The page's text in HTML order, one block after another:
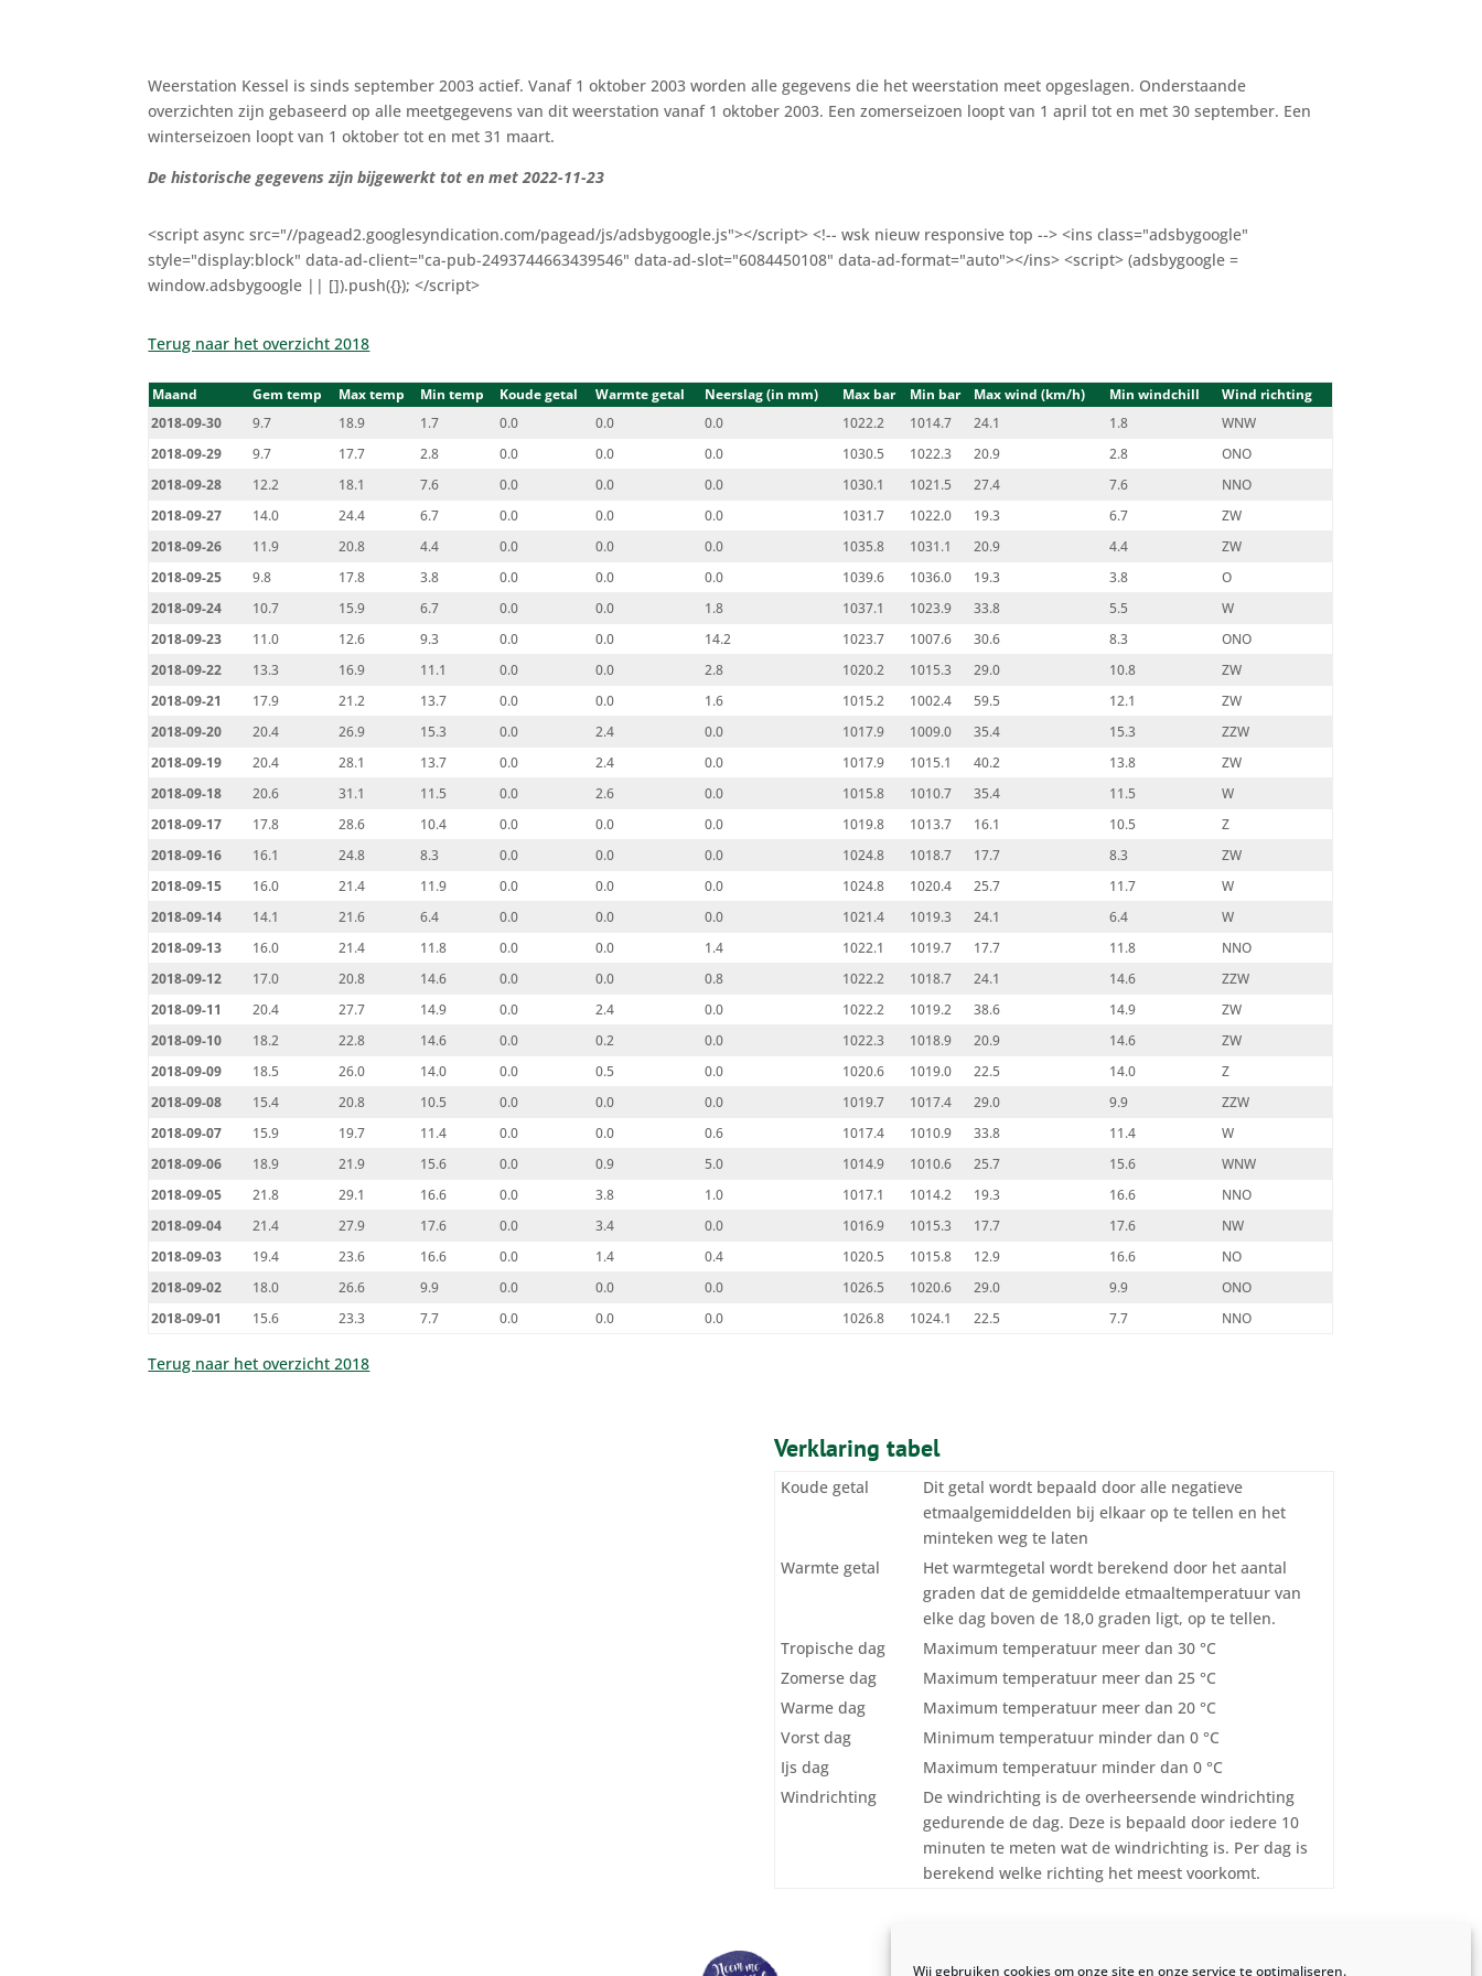
Wij gebruiken cookies om onze site en onze service te optimaliseren.
Weerstation Kessel is sinds september 2003 actief. Vanaf 1 oktober 2003 worden alle gegevens die het weerstation meet opgeslagen. Onderstaande
overzichten zijn gebaseerd op alle meetgegevens van dit weerstation vanaf 1 oktober 2003. Een zomerseizoen loopt van 1 april tot en met 30 september. Een
winterseizoen loopt van 1 oktober tot en met 31 maart.
De historische gegevens zijn bijgewerkt tot en met 2022-11-23
<script async src="//pagead2.googlesyndication.com/pagead/js/adsbygoogle.js"></script> <!-- wsk nieuw responsive top --> <ins class="adsbygoogle"
style="display:block" data-ad-client="ca-pub-2493744663439546" data-ad-slot="6084450108" data-ad-format="auto"></ins> <script> (adsbygoogle =
window.adsbygoogle || []).push({}); </script>
Terug naar het overzicht 2018
Maand Gem temp Max temp Min temp Koude getal Warmte getal Neerslag (in mm) Max bar Min bar Max wind (km/h) Min windchill
Wind richting
2018-09-30
9.7 18.9 1.7 0.0 0.0 0.0 1022.2 1014.7 24.1 1.8
WNW
2018-09-29
9.7 17.7 2.8 0.0 0.0 0.0 1030.5 1022.3 20.9 2.8
ONO
2018-09-28
12.2 18.1 7.6 0.0 0.0 0.0 1030.1 1021.5 27.4 7.6
NNO
2018-09-27
14.0 24.4 6.7 0.0 0.0 0.0 1031.7 1022.0 19.3 6.7
ZW
2018-09-26
11.9 20.8 4.4 0.0 0.0 0.0 1035.8 1031.1 20.9 4.4
ZW
2018-09-25
9.8 17.8 3.8 0.0 0.0 0.0 1039.6 1036.0 19.3 3.8
O
2018-09-24
10.7 15.9 6.7 0.0 0.0 1.8 1037.1 1023.9 33.8 5.5
W
2018-09-23
11.0 12.6 9.3 0.0 0.0 14.2 1023.7 1007.6 30.6 8.3
ONO
2018-09-22
13.3 16.9 11.1 0.0 0.0 2.8 1020.2 1015.3 29.0 10.8
ZW
2018-09-21
17.9 21.2 13.7 0.0 0.0 1.6 1015.2 1002.4 59.5 12.1
ZW
2018-09-20
20.4 26.9 15.3 0.0 2.4 0.0 1017.9 1009.0 35.4 15.3
ZZW
2018-09-19
20.4 28.1 13.7 0.0 2.4 0.0 1017.9 1015.1 40.2 13.8
ZW
2018-09-18
20.6 31.1 11.5 0.0 2.6 0.0 1015.8 1010.7 35.4 11.5
W
2018-09-17
17.8 28.6 10.4 0.0 0.0 0.0 1019.8 1013.7 16.1 10.5
Z
2018-09-16
16.1 24.8 8.3 0.0 0.0 0.0 1024.8 1018.7 17.7 8.3
ZW
2018-09-15
16.0 21.4 11.9 0.0 0.0 0.0 1024.8 1020.4 25.7 11.7
W
2018-09-14
14.1 21.6 6.4 0.0 0.0 0.0 1021.4 1019.3 24.1 6.4
W
2018-09-13
16.0 21.4 11.8 0.0 0.0 1.4 1022.1 1019.7 17.7 11.8
NNO
2018-09-12
17.0 20.8 14.6 0.0 0.0 0.8 1022.2 1018.7 24.1 14.6
ZZW
2018-09-11
20.4 27.7 14.9 0.0 2.4 0.0 1022.2 1019.2 38.6 14.9
ZW
2018-09-10
18.2 22.8 14.6 0.0 0.2 0.0 1022.3 1018.9 20.9 14.6
ZW
2018-09-09
18.5 26.0 14.0 0.0 0.5 0.0 1020.6 1019.0 22.5 14.0
Z
2018-09-08
15.4 20.8 10.5 0.0 0.0 0.0 1019.7 1017.4 29.0 9.9
ZZW
2018-09-07
15.9 19.7 11.4 0.0 0.0 0.6 1017.4 1010.9 33.8 11.4
W
2018-09-06
18.9 21.9 15.6 0.0 0.9 5.0 1014.9 1010.6 25.7 15.6
WNW
2018-09-05
21.8 29.1 16.6 0.0 3.8 1.0 1017.1 1014.2 19.3 16.6
NNO
2018-09-04
21.4 27.9 17.6 0.0 3.4 0.0 1016.9 1015.3 17.7 17.6
NW
2018-09-03
19.4 23.6 16.6 0.0 1.4 0.4 1020.5 1015.8 12.9 16.6
NO
2018-09-02
18.0 26.6 9.9 0.0 0.0 0.0 1026.5 1020.6 29.0 9.9
ONO
2018-09-01
15.6 23.3 7.7 0.0 0.0 0.0 1026.8 1024.1 22.5 7.7 NNO
Terug naar het overzicht 2018
Verklaring tabel
Koude getal
Dit getal wordt bepaald door alle negatieve
etmaalgemiddelden bij elkaar op te tellen en het
minteken weg te laten
Warmte getal
Het warmtegetal wordt berekend door het aantal
graden dat de gemiddelde etmaaltemperatuur van
elke dag boven de 18,0 graden ligt, op te tellen.
Tropische dag
Maximum temperatuur meer dan 30 °C
Zomerse dag
Maximum temperatuur meer dan 25 °C
Warme dag
Maximum temperatuur meer dan 20 °C
Vorst dag
Minimum temperatuur minder dan 0 °C
Ijs dag
Maximum temperatuur minder dan 0 °C
Windrichting
De windrichting is de overheersende windrichting
gedurende de dag. Deze is bepaald door iedere 10
minuten te meten wat de windrichting is. Per dag is
berekend welke richting het meest voorkomt.